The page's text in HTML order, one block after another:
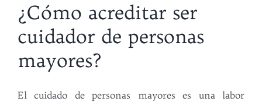
¿Cómo acreditar ser
cuidador de personas
mayores?
El cuidado de personas mayores es una labor